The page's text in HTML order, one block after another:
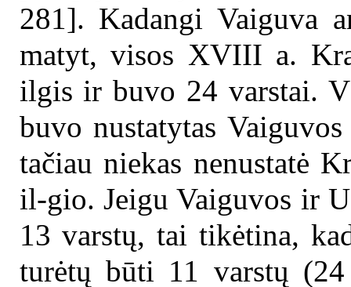
281]. Kadangi Vaiguva
matyt, visos XVIII a.
ilgis ir buvo 24 varstai.
buvo nustatytas
tačiau niekas nenustatė
il-gio. Jeigu Vaiguvos ir
13 varstų, tai tikėtina,
turėtų būti 11 varstų